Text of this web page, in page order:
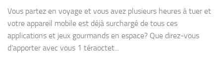
Vous partez en voyage et vous avez plusieurs heures à tuer et
votre appareil mobile est déjà surchargé de tous ces
applications et jeux gourmands en espace? Que direz-vous
d’apporter avec vous 1 téraoctet...